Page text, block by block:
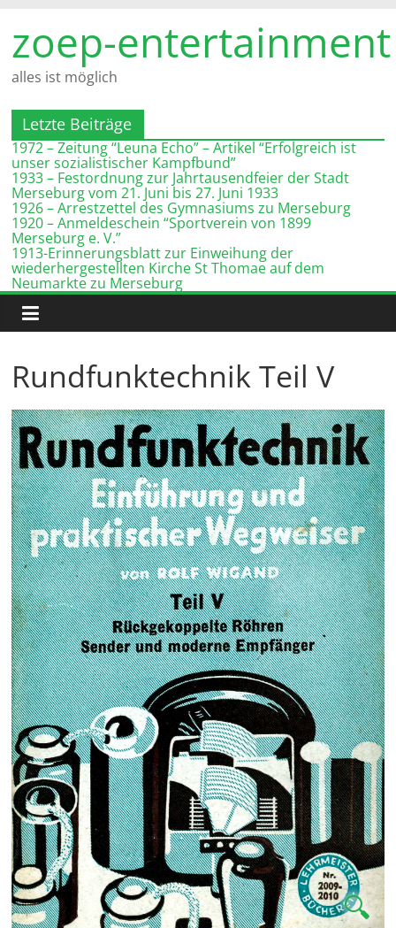
Inhalt
springen
zoep-entertainment
alles ist möglich
Letzte Beiträge
1972 – Zeitung “Leuna Echo” – Artikel “Erfolgreich ist
unser sozialistischer Kampfbund”
1933 – Festordnung zur Jahrtausendfeier der Stadt
Merseburg vom 21. Juni bis 27. Juni 1933
1926 – Arrestzettel des Gymnasiums zu Merseburg
1920 – Anmeldeschein “Sportverein von 1899
Merseburg e. V.”
1913-Erinnerungsblatt zur Einweihung der
wiederhergestellten Kirche St Thomae auf dem
Neumarkte zu Merseburg
Rundfunktechnik Teil V
🔍